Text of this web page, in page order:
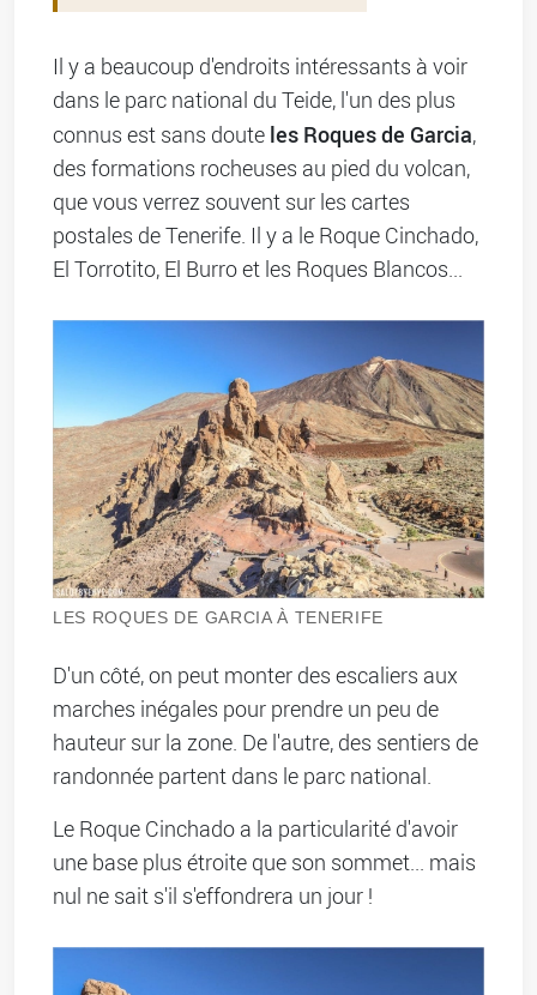
Il y a beaucoup d'endroits intéressants à voir
dans le parc national du Teide, l'un des plus
connus est sans doute les Roques de Garcia,
des formations rocheuses au pied du volcan,
que vous verrez souvent sur les cartes
postales de Tenerife. Il y a le Roque Cinchado,
El Torrotito, El Burro et les Roques Blancos...
LES ROQUES DE GARCIA À TENERIFE
D'un côté, on peut monter des escaliers aux
marches inégales pour prendre un peu de
hauteur sur la zone. De l'autre, des sentiers de
randonnée partent dans le parc national.
Le Roque Cinchado a la particularité d'avoir
une base plus étroite que son sommet... mais
nul ne sait s'il s'effondrera un jour !